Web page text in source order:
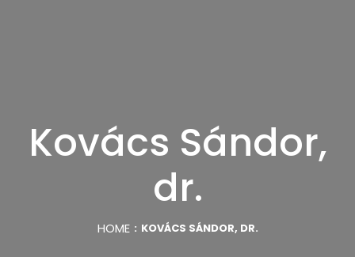
Kovács Sándor,
dr.
HOME KOVÁCS SÁNDOR, DR.